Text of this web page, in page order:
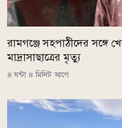
রামগঞ্জে সহপাঠীদের সঙ্গে
মাদ্রাসাছাত্রের মৃত্যু
৪ ঘন্টা ৪ মিনিট আগে